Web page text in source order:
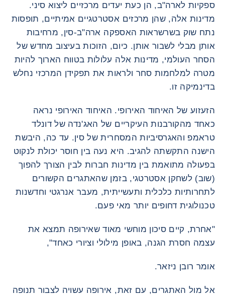
ספקיות לארה"ב, הן כעת יעדים מרכזיים ליצוא סיני.
מדינות אלה, שהן מרכזים אסטרטגיים אמיתיים, תופסות
נתח שוק בשרשראות האספקה ארה"ב-סין, מרחיבות
אותן מבלי לשבור אותן. כיום, הזוכות בעיצוב מחדש של
הסחר העולמי, מדינות אלה עלולות בטווח הארוך להיות
מטרה למלחמות סחר ולראות את תפקידן המרכזי נחלש
בדינמיקה זו.
הזעזוע של האיחוד האירופי. האיחוד האירופי נראה
כאחד מהקורבנות העיקריים של האג'נדה של דונלד
טראמפ והאגרסיביות המסחרית של סין. עד כה, היבשת
הישנה התקשתה להגיב. היא נעה בין חוסר יכולת לנקוט
בפעולה מתואמת בין מדינות חברות לבין הצורך להפוך
(שוב) לשחקן אסטרטגי, בזמן שהאתגרים הקשורים
לתחרותיות כלכלית ותעשייתית, מעבר אנרגטי וחדשנות
טכנולוגית דחופים יותר מאי פעם.
"אחרת, קיים סיכון מוחשי מאוד שאירופה תמצא את
עצמה חסרת הגנה, באופן מילולי וציורי כאחד",
אומר רובן ניזאר.
אל מול האתגרים, עם זאת, אירופה עשויה לצבור תנופה